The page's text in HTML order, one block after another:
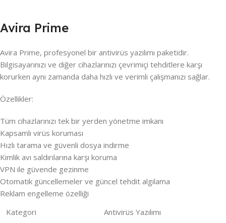
Avira Prime
Avira Prime, profesyonel bir antivirüs yazılımı paketidir.
Bilgisayarınızı ve diğer cihazlarınızı çevrimiçi tehditlere karşı
korurken aynı zamanda daha hızlı ve verimli çalışmanızı sağlar.
Özellikler:
Tüm cihazlarınızı tek bir yerden yönetme imkanı
Kapsamlı virüs koruması
Hızlı tarama ve güvenli dosya indirme
Kimlik avı saldırılarına karşı koruma
VPN ile güvende gezinme
Otomatik güncellemeler ve güncel tehdit algılama
Reklam engelleme özelliği
Kategori
Antivirüs Yazılımı